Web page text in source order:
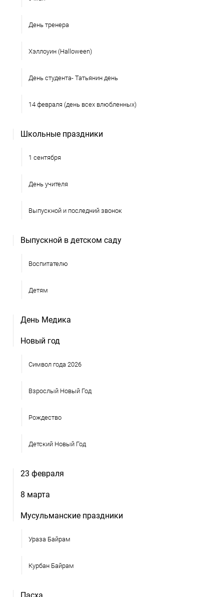
День тренера
Хэллоуин (Halloween)
День студента- Татьянин день
14 февраля (день всех влюбленных)
Школьные праздники
1 сентября
День учителя
Выпускной и последний звонок
Выпускной в детском саду
Воспитателю
Детям
День Медика
Новый год
Символ года 2026
Взрослый Новый Год
Рождество
Детский Новый Год
23 февраля
8 марта
Мусульманские праздники
Ураза Байрам
Курбан Байрам
Пасха